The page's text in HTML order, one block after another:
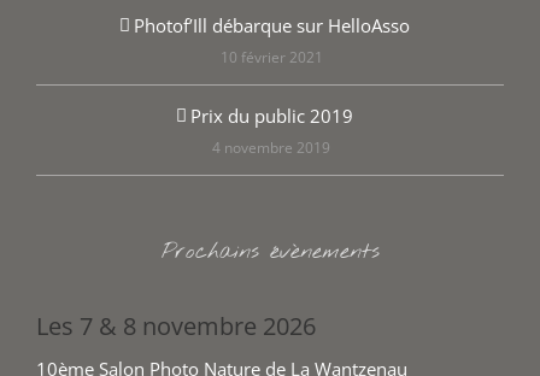
Photof’Ill débarque sur HelloAsso
10 février 2021
Prix du public 2019
4 novembre 2019
Prochains évènements
Les 7 & 8 novembre 2026
10ème Salon Photo Nature de La Wantzenau